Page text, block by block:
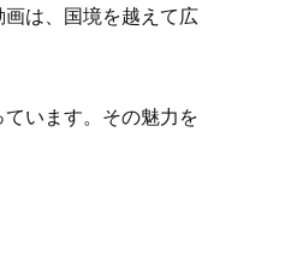
は、国境を越えて広
います。その魅力を